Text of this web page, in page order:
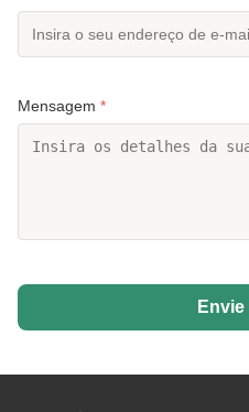
Mensagem *